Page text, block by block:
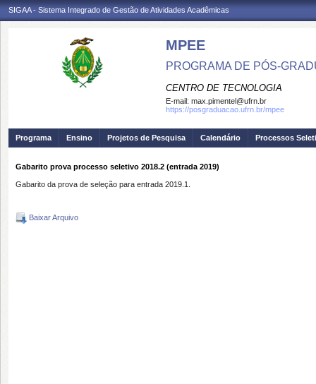
SIGAA - Sistema Integrado de Gestão de Atividades Acadêmicas
MPEE
PROGRAMA DE PÓS-
CENTRO DE TECNOLOGIA
E-mail: max.pimentel@ufrn.br
https://posgraduacao.ufrn.br/mpee
Programa Ensino Projetos de Pesquisa Calendário Processos
Gabarito prova processo seletivo 2018.2 (entrada 2019)
Gabarito da prova de seleção para entrada 2019.1.
Baixar Arquivo